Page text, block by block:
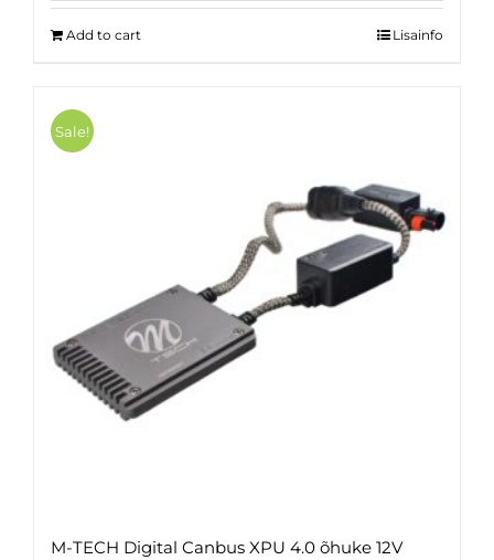
15.00 €.10.00 €.
Add to cart Lisainfo
Sale!
M-TECH Digital Canbus XPU 4.0 õhuke 12V